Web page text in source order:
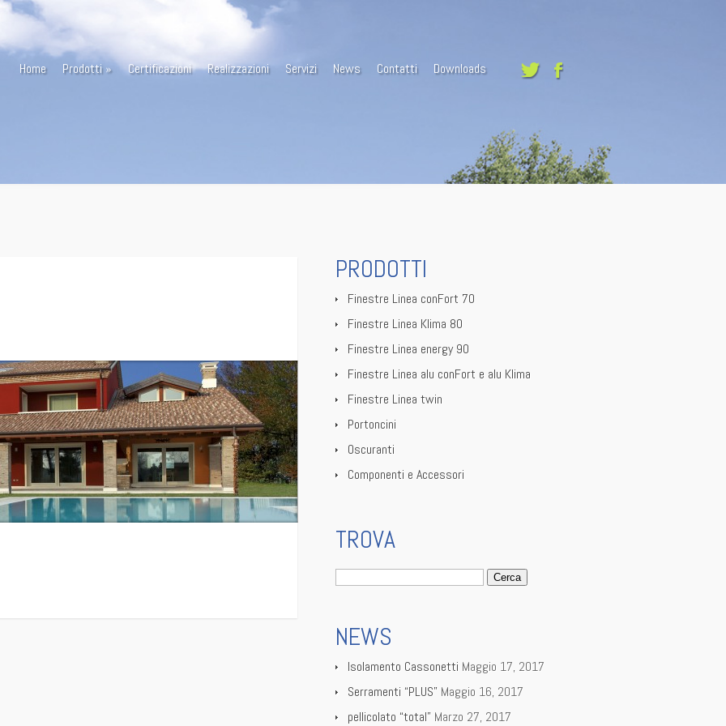
Home Prodotti Certificazioni Realizzazioni Servizi News Contatti Downloads
PRODOTTI
Finestre Linea conFort 70
Finestre Linea Klima 80
Finestre Linea energy 90
Finestre Linea alu conFort e alu Klima
Finestre Linea twin
Portoncini
Oscuranti
Componenti e Accessori
TROVA
Ricerca
per:
NEWS
Isolamento Cassonetti Maggio 17, 2017
Serramenti “PLUS” Maggio 16, 2017
pellicolato “total” Marzo 27, 2017